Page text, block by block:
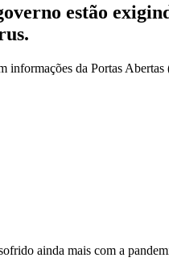
estão
informações da Portas
ainda mais com a